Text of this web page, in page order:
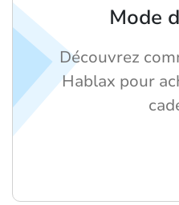
Mode
Découvrez
Hablax pour